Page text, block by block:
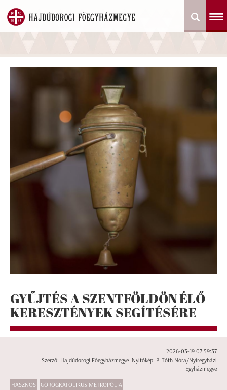
GYŰJTÉS A SZENTFÖLDÖN ÉLŐ
KERESZTÉNYEK SEGÍTÉSÉRE
2026-03-19 07:59:37
Szerző: Hajdúdorogi Főegyházmegye. Nyitókép: P. Tóth Nóra/Nyíregyházi
Egyházmegye
HASZNOS GÖRÖGKATOLIKUS METROPÓLIA